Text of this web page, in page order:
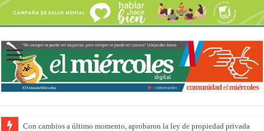
Con cambios a último momento, aprobaron la ley de propiedad privada
Adopción en Entre Ríos: el 35% de los 90 niños, niñas y adolescentes que